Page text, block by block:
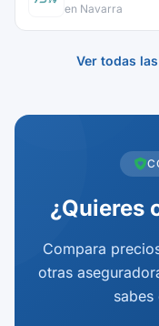
en Navarra
Ver todas
¿Quieres
Compara
otras